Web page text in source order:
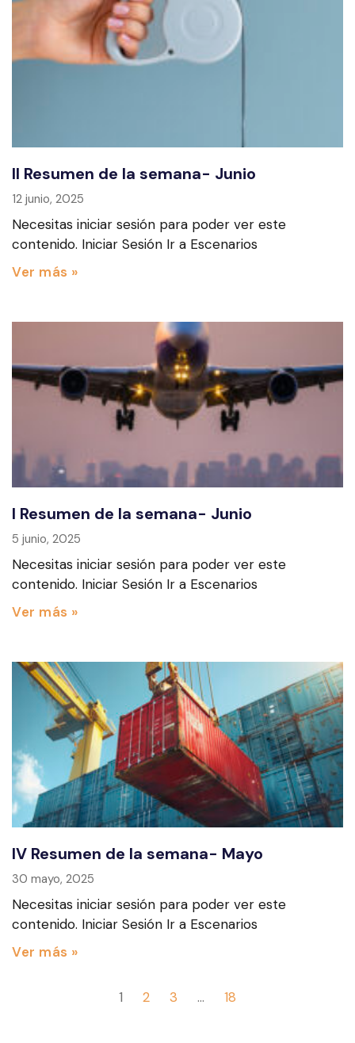
II Resumen de la semana- Junio
12 junio, 2025
Necesitas iniciar sesión para poder ver este
contenido. Iniciar Sesión Ir a Escenarios
Ver más »
I Resumen de la semana- Junio
5 junio, 2025
Necesitas iniciar sesión para poder ver este
contenido. Iniciar Sesión Ir a Escenarios
Ver más »
IV Resumen de la semana- Mayo
30 mayo, 2025
Necesitas iniciar sesión para poder ver este
contenido. Iniciar Sesión Ir a Escenarios
Ver más »
1 2 3 … 18